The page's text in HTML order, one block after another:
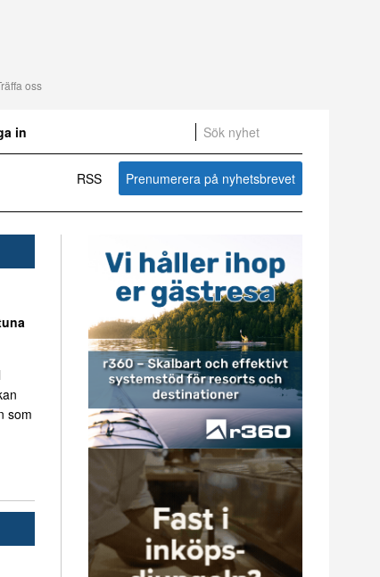
oss
in
RSS Prenumerera på nyhetsbrevet
som